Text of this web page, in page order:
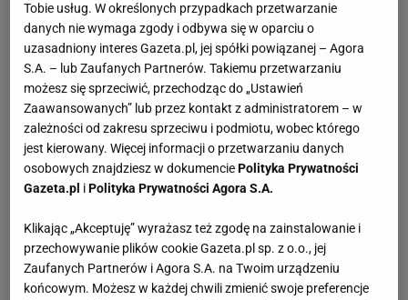
Tobie usług. W określonych przypadkach przetwarzanie
danych nie wymaga zgody i odbywa się w oparciu o
uzasadniony interes Gazeta.pl, jej spółki powiązanej – Agora
S.A. – lub Zaufanych Partnerów. Takiemu przetwarzaniu
możesz się sprzeciwić, przechodząc do „Ustawień
Zaawansowanych” lub przez kontakt z administratorem – w
zależności od zakresu sprzeciwu i podmiotu, wobec którego
jest kierowany. Więcej informacji o przetwarzaniu danych
osobowych znajdziesz w dokumenciePolityka Prywatności
Gazeta.pl iPolityka Prywatności Agora S.A.
Klikając „Akceptuję” wyrażasz też zgodę na zainstalowanie i
przechowywanie plików cookie Gazeta.pl sp. z o.o., jej
Zaufanych Partnerów i Agora S.A. na Twoim urządzeniu
końcowym. Możesz w każdej chwili zmienić swoje preferencje